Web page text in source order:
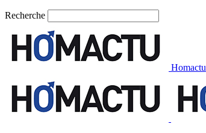
Recherche
Homactu